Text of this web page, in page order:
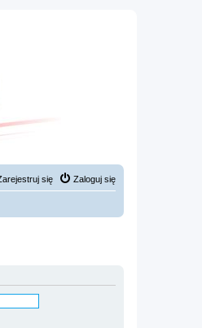
Zaloguj się
się